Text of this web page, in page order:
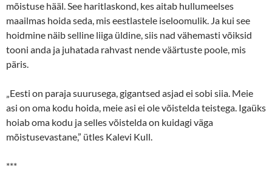
mõistuse hääl. See haritlaskond, kes aitab hullumeelses
maailmas hoida seda, mis eestlastele iseloomulik. Ja kui see
hoidmine näib selline liiga üldine, siis nad vähemasti võiksid
tooni anda ja juhatada rahvast nende väärtuste poole, mis
päris.
„Eesti on paraja suurusega, gigantsed asjad ei sobi siia. Meie
asi on oma kodu hoida, meie asi ei ole võistelda teistega. Igaüks
hoiab oma kodu ja selles võistelda on kuidagi väga
mõistusevastane,” ütles Kalevi Kull.
***